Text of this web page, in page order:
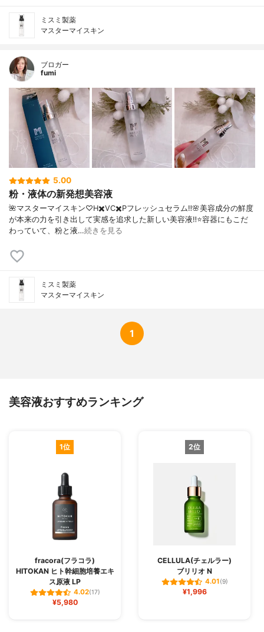
ミスミ製薬
マスターマイスキン
ブロガー
fumi
5.00
粉・液体の新発想美容液
🌺マスターマイスキン♡H✖️VC✖️Pフレッシュセラム‼️🌸美容成分の鮮度
が本来の力を引き出して実感を追求した新しい美容液‼️⭐️容器にもこだ
わっていて、粉と液…続きを見る
ミスミ製薬
マスターマイスキン
1
美容液おすすめランキング
1位
fracora(フラコラ)
HITOKAN ヒト幹細胞培養エキ
ス原液 LP
4.02(17)
¥5,980
2位
CELLULA(チェルラー)
ブリリオ N
4.01(9)
¥1,996